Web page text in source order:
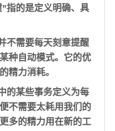
指的是定义明确、具
不需要每天刻意提醒
种自动模式。它的优
精力消耗。
的某些事务定义为每
不需要太耗用我们的
多的精力用在新的工